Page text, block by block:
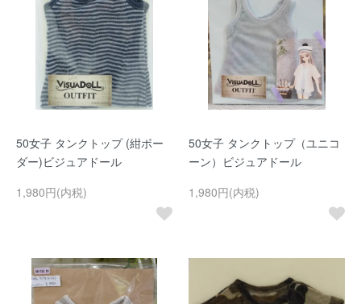
50女子 タンクトップ (紺ボー
ダー)ビジュアドール
1,980円(内税)
50女子 タンクトップ（ユニコ
ーン）ビジュアドール
1,980円(内税)